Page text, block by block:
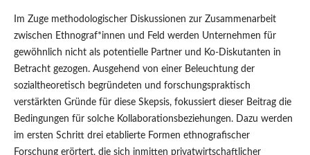
Im Zuge methodologischer Diskussionen zur Zusammenarbeit
zwischen Ethnograf*innen und Feld werden Unternehmen für
gewöhnlich nicht als potentielle Partner und Ko-Diskutanten in
Betracht gezogen. Ausgehend von einer Beleuchtung der
sozialtheoretisch begründeten und forschungspraktisch
verstärkten Gründe für diese Skepsis, fokussiert dieser Beitrag die
Bedingungen für solche Kollaborationsbeziehungen. Dazu werden
im ersten Schritt drei etablierte Formen ethnografischer
Forschung erörtert, die sich inmitten privatwirtschaftlicher